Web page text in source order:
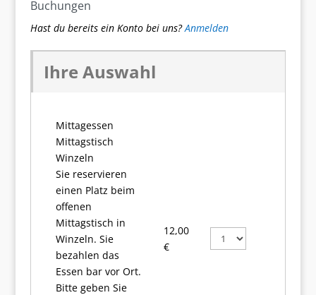
Buchungen
Hast du bereits ein Konto bei uns?Anmelden
Ihre Auswahl
Mittagessen
Mittagstisch
Winzeln
Sie reservieren
einen Platz beim
offenen
Mittagstisch in
Winzeln. Sie
bezahlen das
Essen bar vor Ort.
Bitte geben Sie
12,00
€